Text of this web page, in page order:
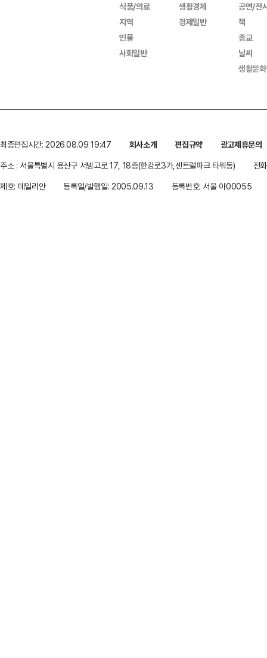
식품/의료
지역
인물
사회일반
생활경제
경제일반
공연/전
책
종교
날씨
생활문
최종편집시간: 2026.08.09 19:47 회사소개 편집규약
광고제휴문의
주소 : 서울특별시 용산구 서빙고로 17, 18층(한강로3가,센트럴파크 타워동)
전
제호: 데일리안
등록일/발행일: 2005.09.13 등록번호: 서울 아00055